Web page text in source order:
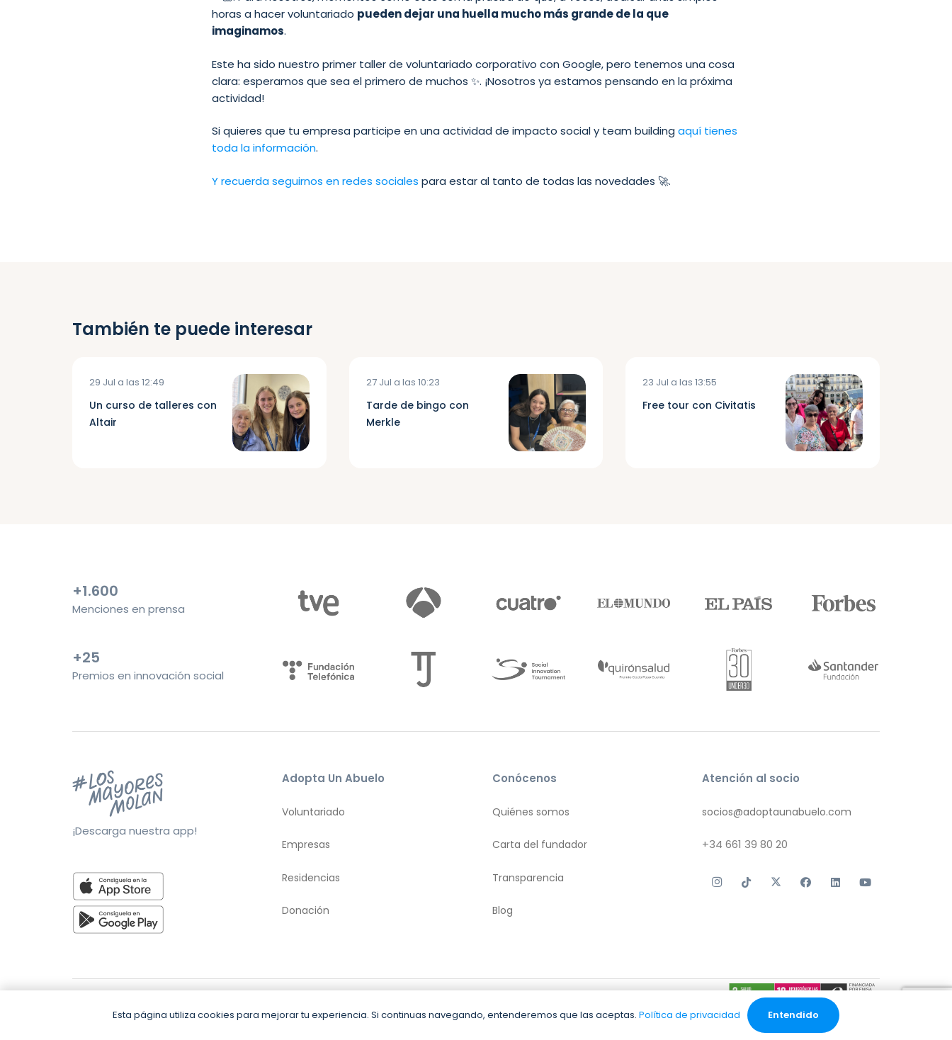
horas a hacer voluntariado pueden dejar una huella mucho más grande de la que
imaginamos.
Este ha sido nuestro primer taller de voluntariado corporativo con Google, pero tenemos una cosa
clara: esperamos que sea el primero de muchos ✨. ¡Nosotros ya estamos pensando en la próxima
actividad!
Si quieres que tu empresa participe en una actividad de impacto social y team buildingaquí tienes
toda la información.
Y recuerda seguirnos en redes sociales para estar al tanto de todas las novedades 🚀.
También te puede interesar
29 Jul a las 12:49
Un curso de talleres con
Altair
27 Jul a las 10:23
Tarde de bingo con
Merkle
23 Jul a las 13:55
Free tour con Civitatis
+1.600
Menciones en prensa
+25
Premios en innovación social
¡Descarga nuestra app!
Adopta Un Abuelo
Voluntariado
Empresas
Residencias
Donación
Conócenos
Quiénes somos
Carta del fundador
Transparencia
Blog
Atención al socio
socios@adoptaunabuelo.com
+34 661 39 80 20
Esta página utiliza cookies para mejorar tu experiencia. Si continuas navegando, entenderemos que las aceptas.Política de privacidad Entendido